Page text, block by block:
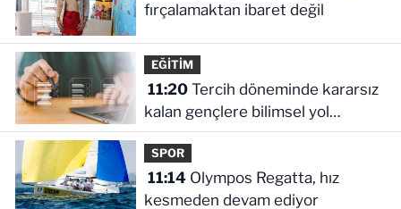
fırçalamaktan ibaret değil
EĞİTİM
11:20Tercih döneminde kararsız
kalan gençlere bilimsel yol
haritası... Halen kararsızsanız bu
testi çözün!
SPOR
11:14Olympos Regatta, hız
kesmeden devam ediyor